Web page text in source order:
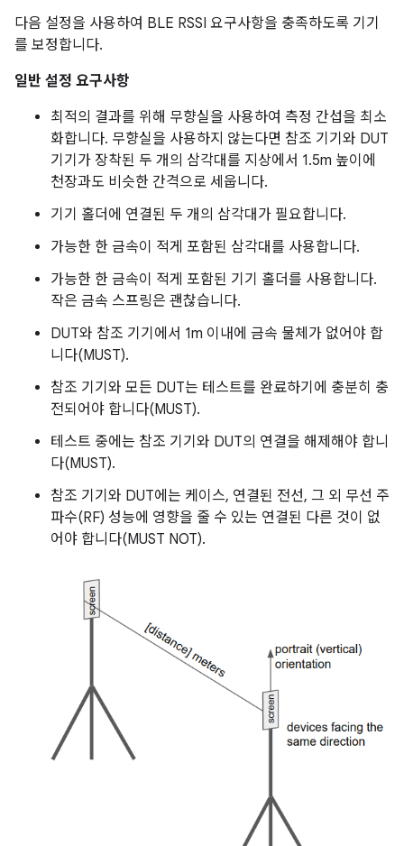
다음 설정을 사용하여 BLE RSSI 요구사항을 충족하도록 기기
를 보정합니다.
일반 설정 요구사항
최적의 결과를 위해 무향실을 사용하여 측정 간섭을 최소
화합니다. 무향실을 사용하지 않는다면 참조 기기와 DUT
기기가 장착된 두 개의 삼각대를 지상에서 1.5m 높이에
천장과도 비슷한 간격으로 세웁니다.
기기 홀더에 연결된 두 개의 삼각대가 필요합니다.
가능한 한 금속이 적게 포함된 삼각대를 사용합니다.
가능한 한 금속이 적게 포함된 기기 홀더를 사용합니다.
작은 금속 스프링은 괜찮습니다.
DUT와 참조 기기에서 1m 이내에 금속 물체가 없어야 합
니다(MUST).
참조 기기와 모든 DUT는 테스트를 완료하기에 충분히 충
전되어야 합니다(MUST).
테스트 중에는 참조 기기와 DUT의 연결을 해제해야 합니
다(MUST).
참조 기기와 DUT에는 케이스, 연결된 전선, 그 외 무선 주
파수(RF) 성능에 영향을 줄 수 있는 연결된 다른 것이 없
어야 합니다(MUST NOT).